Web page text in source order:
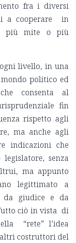
fra i diversi
a cooperare in
più mite o più
livello, in una
politico ed
consenta al
fin
rispetto agli
ma anche agli
indicazioni che
senza
ma appunto
legittimato a
da giudice e da
ciò in vista di
“rete” l’idea
costruttori del